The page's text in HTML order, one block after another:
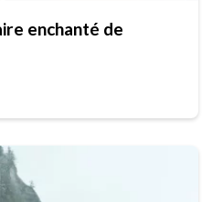
enchanté de